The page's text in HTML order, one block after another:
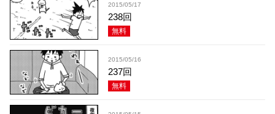
2015/05/17
238回
無料
2015/05/16
237回
無料